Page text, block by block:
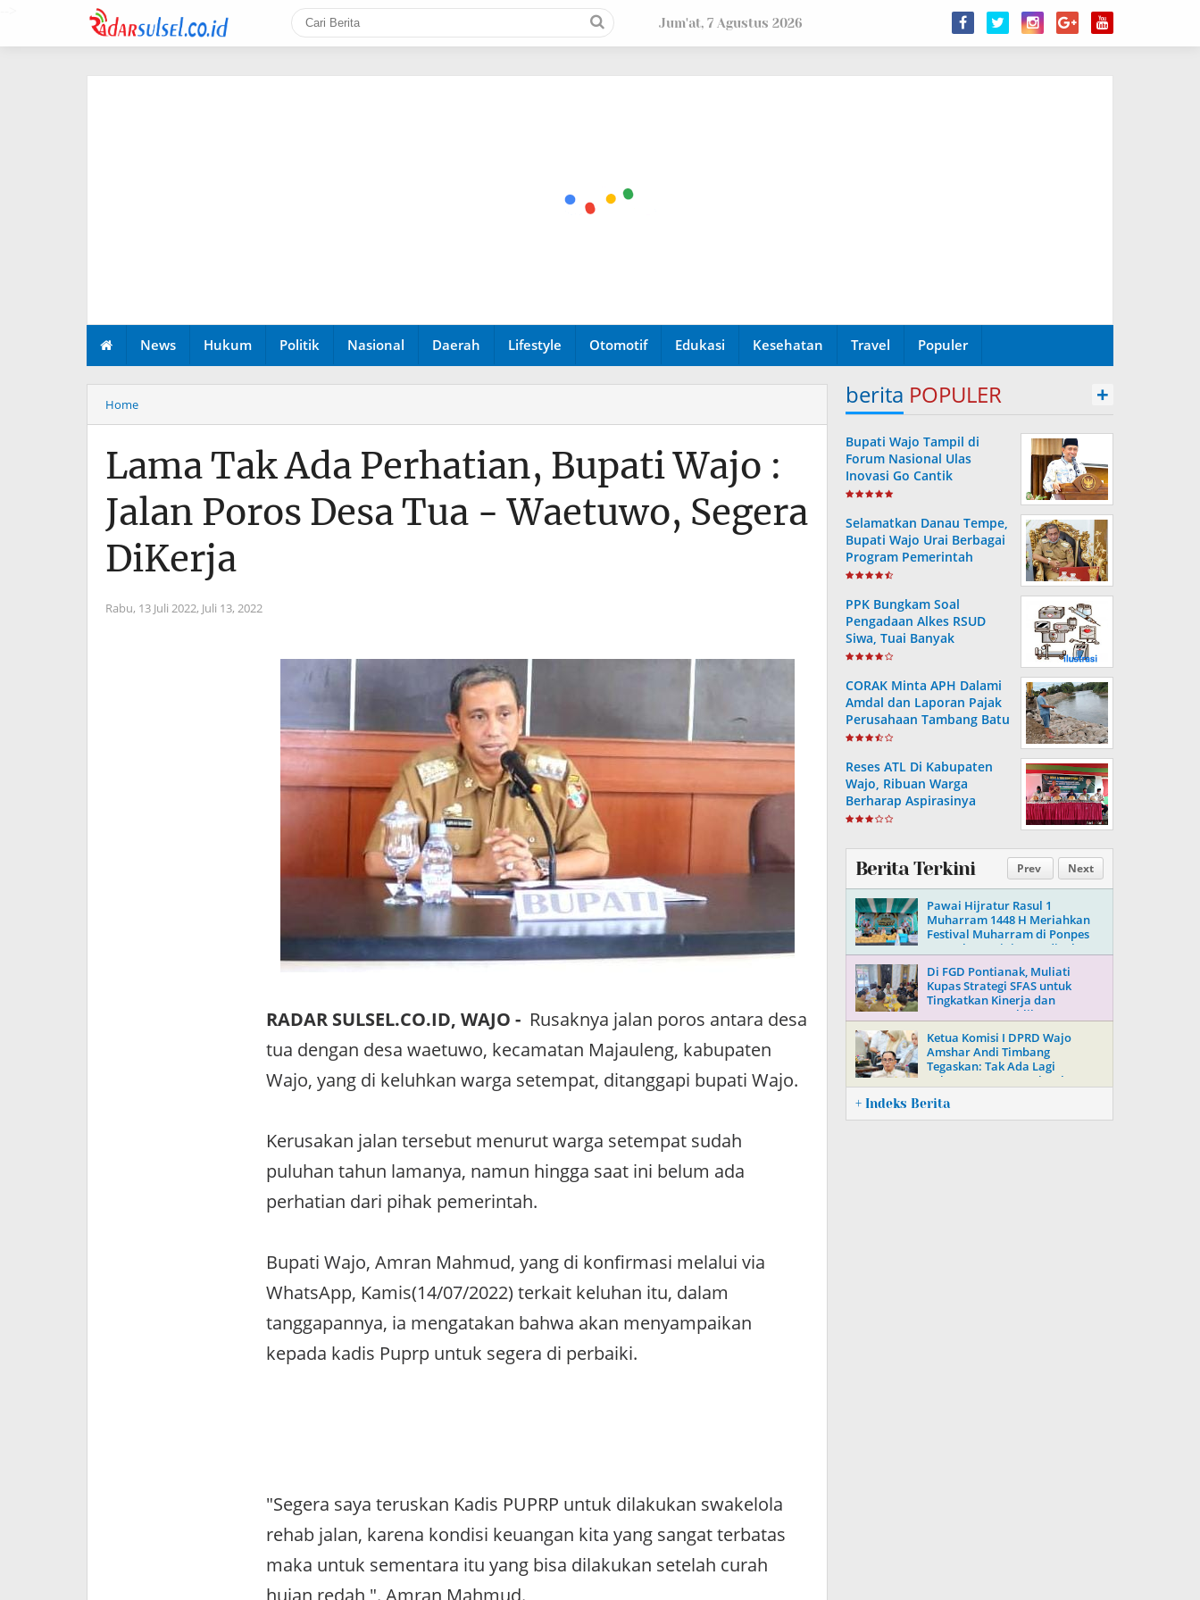
Jum'at, 7 Agustus 2026
News Hukum Politik Nasional Daerah Lifestyle Otomotif Edukasi Kesehatan Travel Populer
Home
Lama Tak Ada Perhatian, Bupati Wajo :
Jalan Poros Desa Tua - Waetuwo, Segera
DiKerja
Rabu, 13 Juli 2022, Juli 13, 2022
RADAR SULSEL.CO.ID, WAJO - Rusaknya jalan poros antara desa
tua dengan desa waetuwo, kecamatan Majauleng, kabupaten
Wajo, yang di keluhkan warga setempat, ditanggapi bupati Wajo.
Kerusakan jalan tersebut menurut warga setempat sudah
puluhan tahun lamanya, namun hingga saat ini belum ada
perhatian dari pihak pemerintah.
Bupati Wajo, Amran Mahmud, yang di konfirmasi melalui via
WhatsApp, Kamis(14/07/2022) terkait keluhan itu, dalam
tanggapannya, ia mengatakan bahwa akan menyampaikan
kepada kadis Puprp untuk segera di perbaiki.
"Segera saya teruskan Kadis PUPRP untuk dilakukan swakelola
rehab jalan, karena kondisi keuangan kita yang sangat terbatas
maka untuk sementara itu yang bisa dilakukan setelah curah
hujan redah,". Amran Mahmud.
berita POPULER +
Bupati Wajo Tampil di
Forum Nasional Ulas
Inovasi Go Cantik
Tanggulangi Infeksi
Selamatkan Danau Tempe,
Bupati Wajo Urai Berbagai
Program Pemerintah
PPK Bungkam Soal
Pengadaan Alkes RSUD
Siwa, Tuai Banyak
Pertanyaan Masyarakat..
CORAK Minta APH Dalami
Amdal dan Laporan Pajak
Perusahaan Tambang Batu
Di Soppeng
Reses ATL Di Kabupaten
Wajo, Ribuan Warga
Berharap Aspirasinya
Terpenuhi
Prev Next
Berita Terkini
Pawai Hijratur Rasul 1
Muharram 1448 H Meriahkan
Festival Muharram di Ponpes
Daarul Mu’minin As’adiyah
Di FGD Pontianak, Muliati
Kupas Strategi SFAS untuk
Tingkatkan Kinerja dan
Kepercayaan Publik
Ketua Komisi I DPRD Wajo
Amshar Andi Timbang
Tegaskan: Tak Ada Lagi
“Oknum” Atur Proyek Tahun
2026
+ Indeks Berita